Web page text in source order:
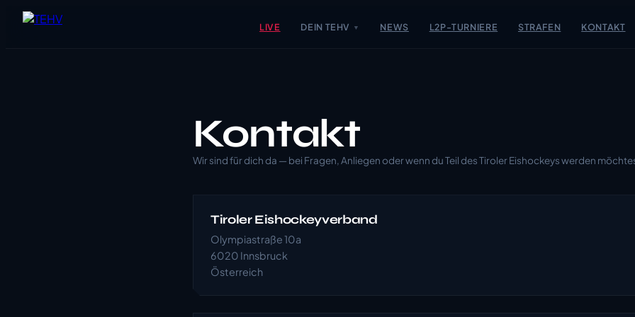
LIVE DEIN TEHV ▼ NEWS L2P-TURNIERE STRAFEN KONTAKT
Kontakt
Wir sind für dich da — bei Fragen, Anliegen oder wenn du Teil des Tiroler Eishockeys werden
Tiroler Eishockeyverband
Olympiastraße 10a
6020 Innsbruck
Österreich